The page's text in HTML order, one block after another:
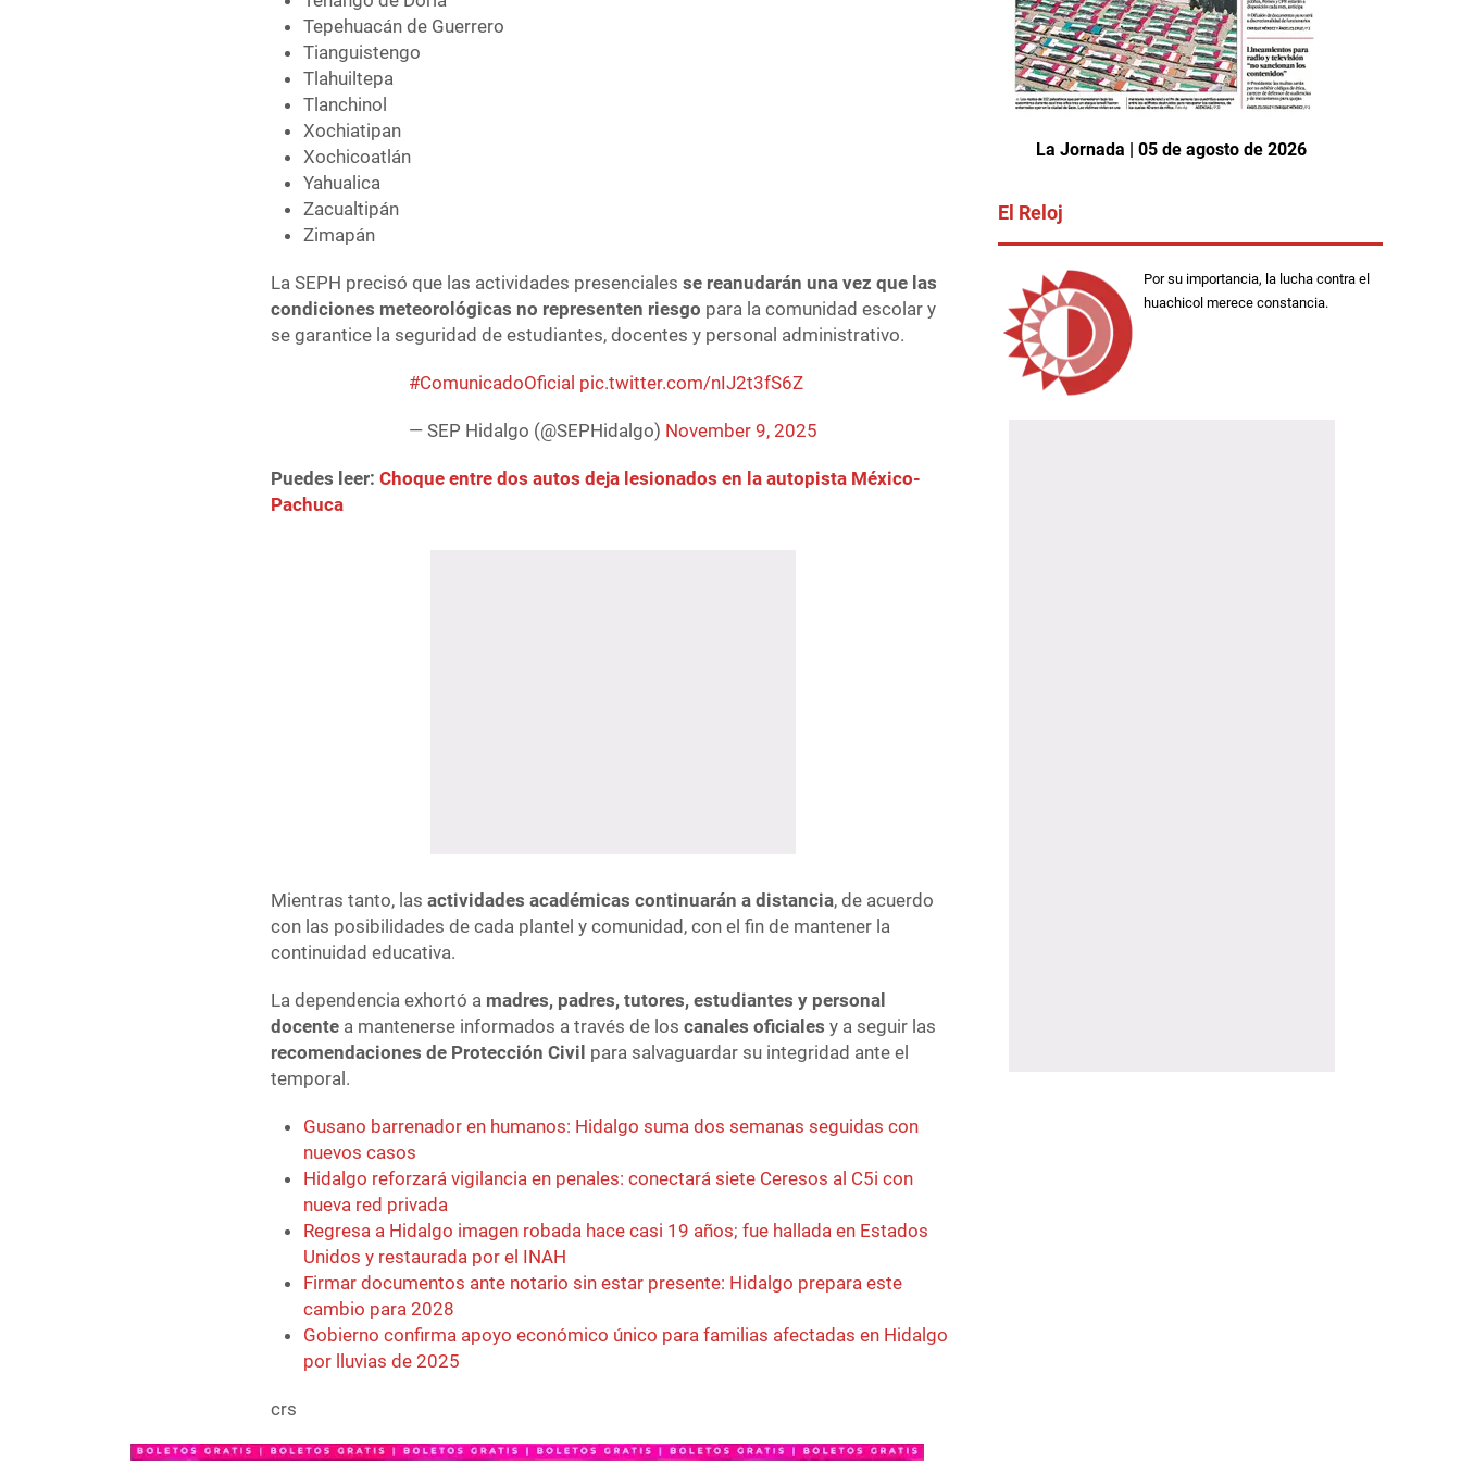
Tepehuacán de Guerrero
Tianguistengo
Tlahuiltepa
Tlanchinol
Xochiatipan
Xochicoatlán
Yahualica
Zacualtipán
Zimapán
La SEPH precisó que las actividades presencialesse reanudarán una vez que las
condiciones meteorológicas no representen riesgo para la comunidad escolar y
se garantice la seguridad de estudiantes, docentes y personal administrativo.
#ComunicadoOficial pic.twitter.com/nIJ2t3fS6Z
— SEP Hidalgo (@SEPHidalgo) November 9, 2025
Puedes leer:Choque entre dos autos deja lesionados en la autopista México-
Pachuca
Mientras tanto, lasactividades académicas continuarán a distancia, de acuerdo
con las posibilidades de cada plantel y comunidad, con el fin de mantener la
continuidad educativa.
La dependencia exhortó a madres, padres, tutores, estudiantes y personal
docente a mantenerse informados a través de loscanales oficiales y a seguir las
recomendaciones de Protección Civil para salvaguardar su integridad ante el
temporal.
Gusano barrenador en humanos: Hidalgo suma dos semanas seguidas con
nuevos casos
Hidalgo reforzará vigilancia en penales: conectará siete Ceresos al C5i con
nueva red privada
Regresa a Hidalgo imagen robada hace casi 19 años; fue hallada en Estados
Unidos y restaurada por el INAH
Firmar documentos ante notario sin estar presente: Hidalgo prepara este
cambio para 2028
Gobierno confirma apoyo económico único para familias afectadas en Hidalgo
por lluvias de 2025
crs
La Jornada | 05 de agosto de 2026
El Reloj
Por su importancia, la lucha contra el
huachicol merece constancia.